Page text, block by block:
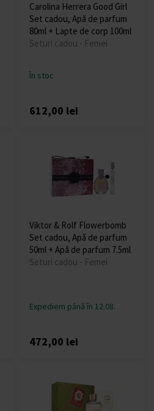
Carolina Herrera Good Girl
Set cadou, Apă de parfum
80ml + Lapte de corp 100ml
Seturi cadou - Femei
În stoc
612,00 lei
Viktor & Rolf Flowerbomb
Set cadou, Apă de parfum
50ml + Apă de parfum 7.5ml
Seturi cadou - Femei
Expediem până în 12.08.
472,00 lei